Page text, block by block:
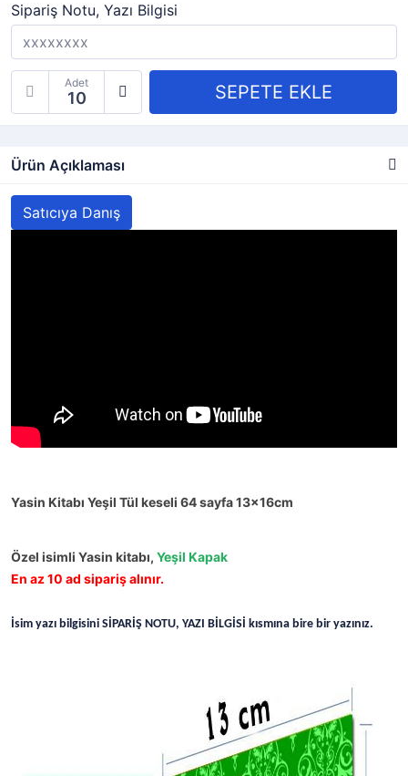
Sipariş Notu, Yazı Bilgisi
Adet
Ürün Açıklaması
Satıcıya Danış
Yasin Kitabı Yeşil Tül keseli 64 sayfa 13x16cm
Özel isimli Yasin kitabı, Yeşil Kapak
En az 10 ad sipariş alınır.
İsim yazı bilgisini SİPARİŞ NOTU, YAZI BİLGİSİ kısmına bire bir yazınız.